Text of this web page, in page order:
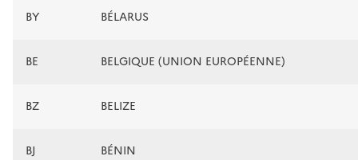
BY BÉLARUS
BE BELGIQUE (UNION EUROPÉENNE)
BZ BELIZE
BJ BÉNIN